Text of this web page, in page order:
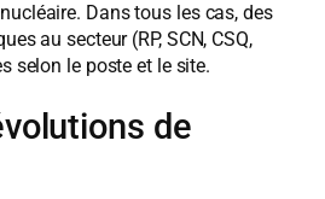
Dans tous les cas, des
au secteur (RP, SCN, CSQ,
selon le poste et le site.
de